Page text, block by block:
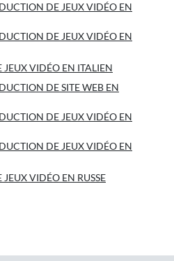
DE JEUX VIDÉO EN
DE JEUX VIDÉO EN
VIDÉO EN ITALIEN
DE SITE WEB EN
DE JEUX VIDÉO EN
DE JEUX VIDÉO EN
VIDÉO EN RUSSE